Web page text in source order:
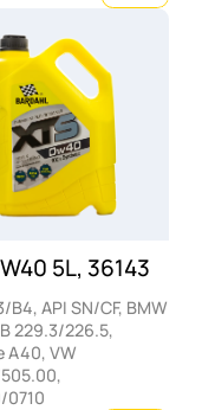
5L, 36143
B4, API SN/CF, BMW
229.3/226.5,
A40, VW
0710